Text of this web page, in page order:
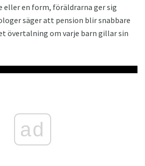
eller en form, föräldrarna ger sig
säger att pension blir snabbare
övertalning om varje barn gillar sin
ad